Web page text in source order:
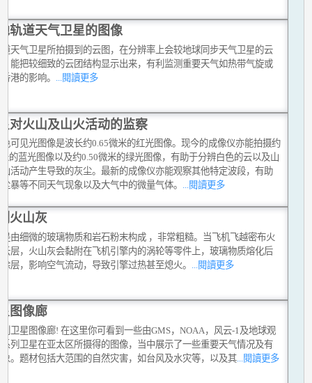
轨道天气卫星的图像
天气卫星所拍摄到的云图，在分辨率上会较地球同步天气卫星的云
能把较细致的云团结构显示出来，有利监测重要天气如热带气旋或
港的影响。 ...閱讀更多
对火山及山火活动的监察
可见光图像是波长约0.65微米的红光图像。现今的成像仪亦能拍摄约
的蓝光图像以及约0.50微米的绿光图像，有助于分辨白色的云以及山
活动产生导致的灰尘。最新的成像仪亦能观察其他特定波段，有助
暴等不同天气现象以及大气中的微量气体。 ...閱讀更多
火山灰
由细微的玻璃物质和岩石粉末构成 ，非常粗糙。当飞机飞越密布火
层，火山灰会黏附在飞机引擎内的涡轮等零件上，玻璃物质熔化后
层，影响空气流动，导致引擎过热甚至熄火。
...閱讀更多
图像廊
卫星图像廊! 在这里你可看到一些由GMS，NOAA，风云-1及地球观
列卫星在亚太区所摄得的图像，当中展示了一些重要天气情况及有
。题材包括大范围的自然灾害，如台风及水灾等，以及其...閱讀更多